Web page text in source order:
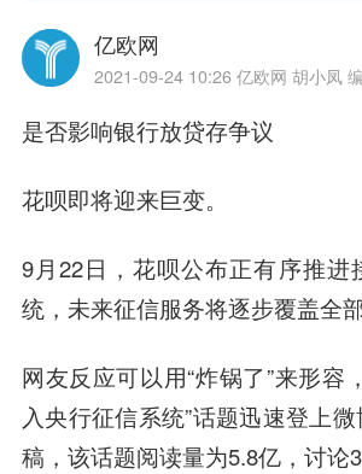
亿欧网
2021-09-24 10:26 亿欧网 胡小凤
是否影响银行放贷存争议
花呗即将迎来巨变。
9月22日，花呗公布正有序推进
统，未来征信服务将逐步覆盖全部
网友反应可以用“炸锅了”来形容
入央行征信系统”话题迅速登上
稿，该话题阅读量为5.8亿，讨论